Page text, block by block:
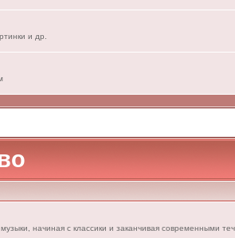
и др.
начиная с классики и заканчивая современными